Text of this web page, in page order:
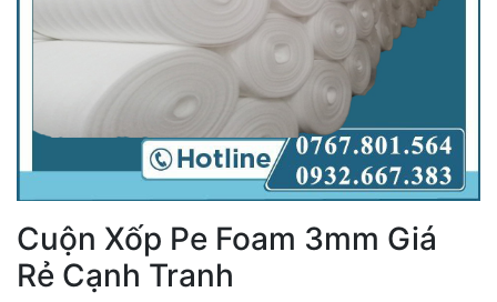
Cuộn Xốp Pe Foam 3mm Giá
Rẻ Cạnh Tranh